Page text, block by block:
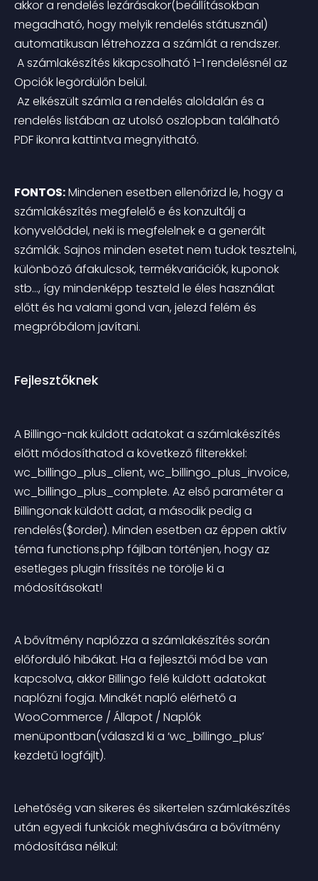
akkor a rendelés lezárásakor(beállításokban
megadható, hogy melyik rendelés státusznál)
automatikusan létrehozza a számlát a rendszer.
Opciók legördülőn belül.
rendelés listában az utolsó oszlopban található
PDF ikonra kattintva megnyitható.
FONTOS: Mindenen esetben ellenőrizd le, hogy a
számlakészítés megfelelő e és konzultálj a
könyvelőddel, neki is megfelelnek e a generált
számlák. Sajnos minden esetet nem tudok tesztelni,
különböző áfakulcsok, termékvariációk, kuponok
stb…, így mindenképp teszteld le éles használat
előtt és ha valami gond van, jelezd felém és
megpróbálom javítani.
Fejlesztőknek
A Billingo-nak küldött adatokat a számlakészítés
előtt módosíthatod a következő filterekkel:
wc_billingo_plus_client, wc_billingo_plus_invoice,
wc_billingo_plus_complete. Az első paraméter a
Billingonak küldött adat, a második pedig a
rendelés($order). Minden esetben az éppen aktív
téma functions.php fájlban történjen, hogy az
esetleges plugin frissítés ne törölje ki a
módosításokat!
A bővítmény naplózza a számlakészítés során
előforduló hibákat. Ha a fejlesztői mód be van
kapcsolva, akkor Billingo felé küldött adatokat
naplózni fogja. Mindkét napló elérhető a
WooCommerce / Állapot / Naplók
menüpontban(válaszd ki a ‘wc_billingo_plus’
kezdetű logfájlt).
Lehetőség van sikeres és sikertelen számlakészítés
után egyedi funkciók meghívására a bővítmény
módosítása nélkül: